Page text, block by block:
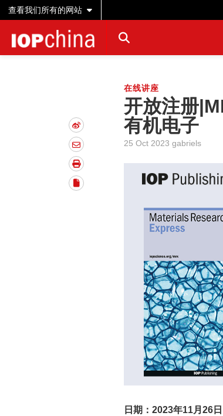
查看我们所有的网站
在线讲座
开放注册
有机电子
25 Oct 2023 gabriels
日期：2023年11月26